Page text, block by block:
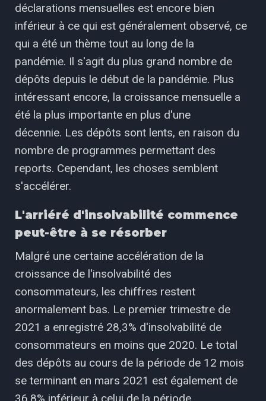
déclarations mensuelles est encore bien
inférieur à ce qui est généralement observé, ce
qui a été un thème tout au long de la
pandémie. Il s'agit du plus grand nombre de
dépôts depuis le début de la pandémie. Plus
intéressant encore, la croissance mensuelle a
été la plus importante en plus d'une
décennie. Les dépôts sont lents, en raison du
nombre de programmes permettant des
reports. Cependant, les choses semblent
s'accélérer.
L'arriéré d'insolvabilité commence
peut-être à se résorber
Malgré une certaine accélération de la
croissance de l'insolvabilité des
consommateurs, les chiffres restent
anormalement bas. Le premier trimestre de
2021 a enregistré 28,3% d'insolvabilité de
consommateurs en moins que 2020. Le total
des dépôts au cours de la période de 12 mois
se terminant en mars 2021 est également de
36,8% inférieur à celui de la période